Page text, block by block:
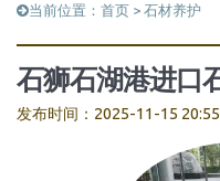
当前位置： 首页 > 石材养护
石狮石湖港进口
发布时间：2025-11-15 20:55